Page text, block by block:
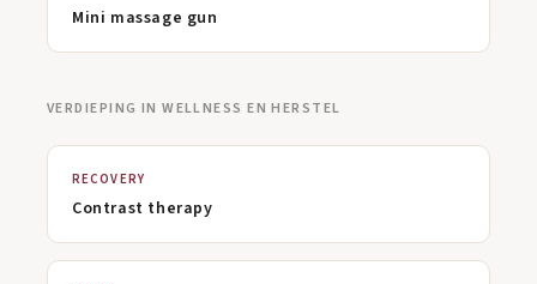
Mini massage gun
VERDIEPING IN WELLNESS EN HERSTEL
RECOVERY
Contrast therapy